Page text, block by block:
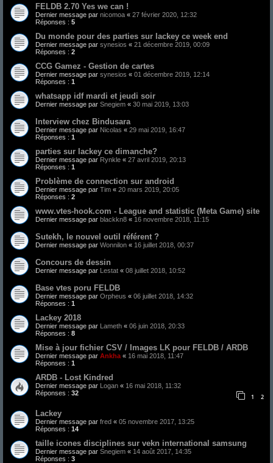
FELDB 2.70 Yes we can !
Dernier message par nicomoa « 27 février 2020, 12:32
Réponses : 5
Du monde pour des parties sur lackey ce week end
Dernier message par synesios « 21 décembre 2019, 00:09
Réponses : 2
CCG Gamez - Gestion de cartes
Dernier message par synesios « 01 décembre 2019, 12:14
Réponses : 1
whatsapp idf mardi et jeudi soir
Dernier message par Snegiem « 30 mai 2019, 13:03
Interview chez Bindusara
Dernier message par Nicolas « 29 mai 2019, 16:47
Réponses : 1
parties sur lackey ce dimanche?
Dernier message par Rynkle « 27 avril 2019, 20:13
Réponses : 1
Problème de connection sur android
Dernier message par Tim « 20 mars 2019, 20:05
Réponses : 2
www.vtes-hook.com - League and statistic (Meta Game) site
Dernier message par blackkn8 « 16 novembre 2018, 11:15
Sutekh, le nouvel outil référent ?
Dernier message par Wonnilon « 16 juillet 2018, 00:37
Concours de dessin
Dernier message par Lestat « 08 juillet 2018, 10:52
Base vtes poru FELDB
Dernier message par Orpheus « 06 juillet 2018, 14:32
Réponses : 1
Lackey 2018
Dernier message par Lameth « 06 juin 2018, 20:33
Réponses : 8
Mise à jour fichier CSV / Images LK pour FELDB / ARDB
Dernier message par Ankha « 16 mai 2018, 11:47
Réponses : 1
ARDB - Lost Kindred
Dernier message par Logan « 16 mai 2018, 11:32
Réponses : 32 1 2
Lackey
Dernier message par fred « 05 novembre 2017, 13:25
Réponses : 14
taille icones disciplines sur vekn international samsung
Dernier message par Snegiem « 14 août 2017, 14:35
Réponses : 3